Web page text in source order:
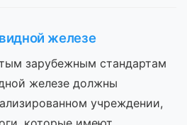
железе
зарубежным стандартам
железе должны
учреждении,